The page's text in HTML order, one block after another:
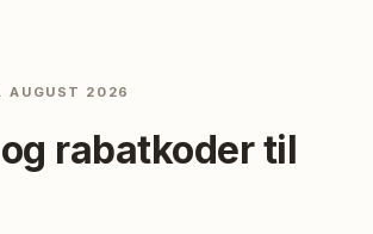
AUGUST 2026
rabatkoder til